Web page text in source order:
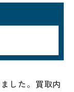
した。買取内